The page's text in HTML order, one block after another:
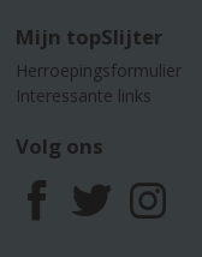
Mijn topSlijter
Herroepingsformulier
Interessante links
Volg ons
F
T
I